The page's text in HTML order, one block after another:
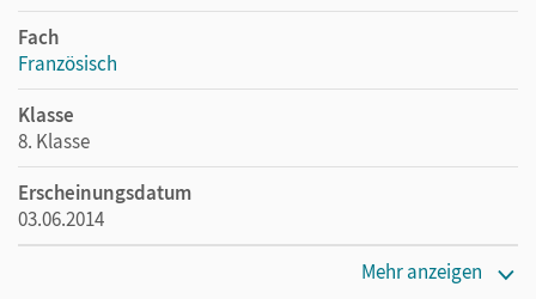
Fach
Französisch
Klasse
8. Klasse
Erscheinungsdatum
03.06.2014
Mehr anzeigen